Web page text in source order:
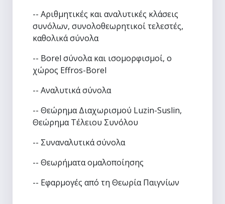
-- Αριθμητικές και αναλυτικές κλάσεις
συνόλων, συνολοθεωρητικοί τελεστές,
καθολικά σύνολα
-- Borel σύνολα και ισομορφισμοί, ο
χώρος Effros-Borel
-- Αναλυτικά σύνολα
-- Θεώρημα Διαχωρισμού Luzin-Suslin,
Θεώρημα Τέλειου Συνόλου
-- Συναναλυτικά σύνολα
-- Θεωρήματα ομαλοποίησης
-- Εφαρμογές από τη Θεωρία Παιγνίων